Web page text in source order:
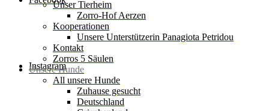
Instagram
Unser Tierheim
Zorro-Hof Aerzen
Kooperationen
Unsere Unterstützerin Panagiota Petridou
Kontakt
Zorros 5 Säulen
Unsere Hunde
All unsere Hunde
Zuhause gesucht
Deutschland